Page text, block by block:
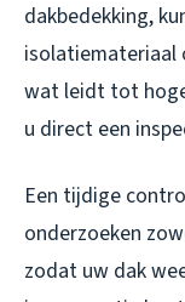
dakbedekking,
isolatiemateriaal
wat leidt tot
u direct een
Een tijdige
onderzoeken
zodat uw dak